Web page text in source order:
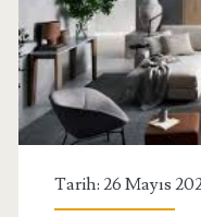
Tarih: 26 Mayıs